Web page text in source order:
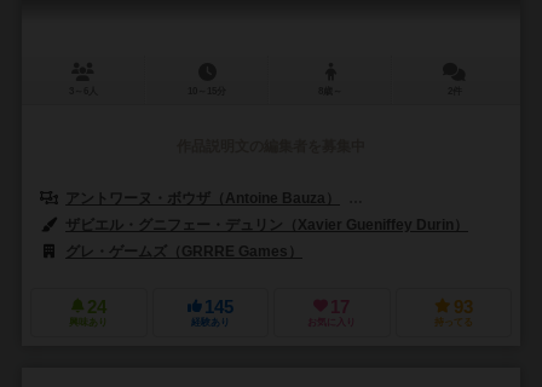
アントワーヌ・ボウザ（Antoine Bauza）
ザビエル・グニフェー・デュリン（Xavier Gueniffey Durin）
グレ・ゲームズ（GRRRE Games）
24
興味あり
145
経験あり
17
お気に入り
93
持ってる